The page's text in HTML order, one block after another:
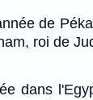
de
roi de
dans